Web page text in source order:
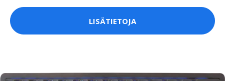
LISÄTIETOJA